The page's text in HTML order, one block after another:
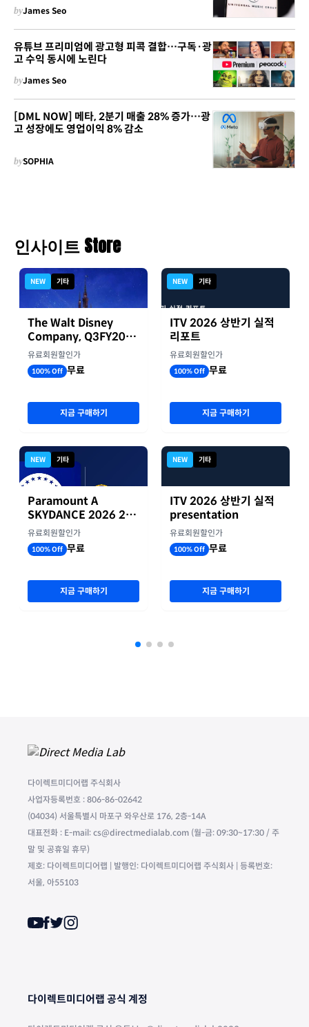
byJames Seo
유튜브 프리미엄에 광고형 피콕 결합…구독·광
고 수익 동시에 노린다
byJames Seo
[DML NOW] 메타, 2분기 매출 28% 증가…광
고 성장에도 영업이익 8% 감소
bySOPHIA
인사이트 Store
NEW 기타
The Walt Disney
Company, Q3FY2026
실적자료
유료회원할인가
100% Off 무료
지금 구매하기
NEW 기타
Paramount A
SKYDANCE 2026 2분
기 실적
유료회원할인가
100% Off 무료
지금 구매하기
NEW 기타
ITV 2026 상반기 실적
리포트
유료회원할인가
100% Off 무료
지금 구매하기
NEW 기타
ITV 2026 상반기 실적
presentation
유료회원할인가
100% Off 무료
지금 구매하기
다이렉트미디어랩 주식회사
사업자등록번호 : 806-86-02642
(04034) 서울특별시 마포구 와우산로 176, 2층-14A
대표전화 : E-mail: cs@directmedialab.com (월-금: 09:30~17:30 / 주
말 및 공휴일 휴무)
제호: 다이렉트미디어랩 | 발행인: 다이렉트미디어랩 주식회사 | 등록번호:
서울, 아55103
다이렉트미디어랩 공식 계정